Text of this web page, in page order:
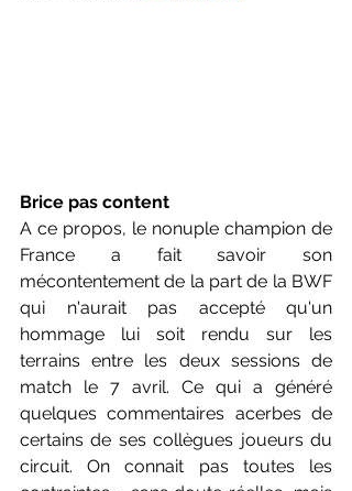
Brice pas content
A ce propos, le nonuple champion de
France a fait savoir son
mécontentement de la part de la BWF
qui n'aurait pas accepté qu'un
hommage lui soit rendu sur les
terrains entre les deux sessions de
match le 7 avril. Ce qui a généré
quelques commentaires acerbes de
certains de ses collègues joueurs du
circuit. On connait pas toutes les